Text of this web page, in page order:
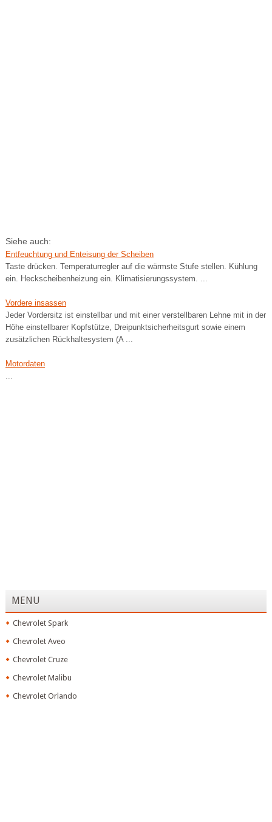
Siehe auch:
Entfeuchtung und Enteisung der Scheiben
Taste drücken. Temperaturregler auf die wärmste Stufe stellen. Kühlung
ein. Heckscheibenheizung ein. Klimatisierungssystem. ...
Vordere insassen
Jeder Vordersitz ist einstellbar und mit einer verstellbaren Lehne mit in der
Höhe einstellbarer Kopfstütze, Dreipunktsicherheitsgurt sowie einem
zusätzlichen Rückhaltesystem (A ...
Motordaten
MENU
Chevrolet Spark
Chevrolet Aveo
Chevrolet Cruze
Chevrolet Malibu
Chevrolet Orlando